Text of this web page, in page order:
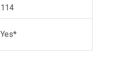
114
Yes*